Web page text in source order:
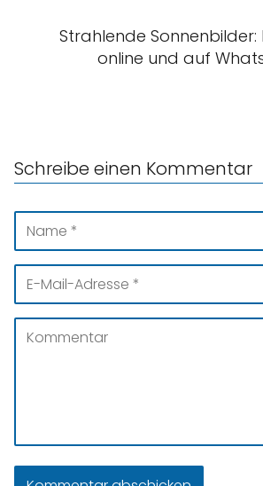
Strahlende Sonnenbilder:
online und auf
Schreibe einen Kommentar